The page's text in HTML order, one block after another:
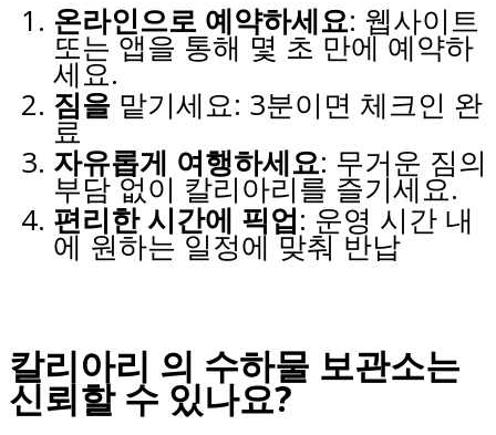
온라인으로 예약하세요: 웹사이트
또는 앱을 통해 몇 초 만에 예약하
세요.
짐을 맡기세요: 3분이면 체크인 완
료
자유롭게 여행하세요: 무거운 짐의
부담 없이 칼리아리를 즐기세요.
편리한 시간에 픽업: 운영 시간 내
에 원하는 일정에 맞춰 반납
칼리아리 의 수하물 보관소는
신뢰할 수 있나요?